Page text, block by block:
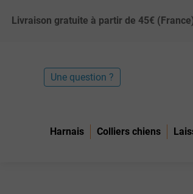
Livraison gratuite à partir de 45€
Une question ?
Harnais Colliers chiens